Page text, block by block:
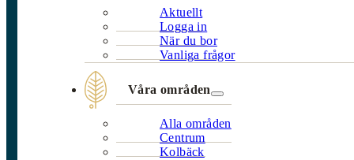
Aktuellt
Logga in
När du bor
Vanliga frågor
Våra områden
Alla områden
Centrum
Kolbäck